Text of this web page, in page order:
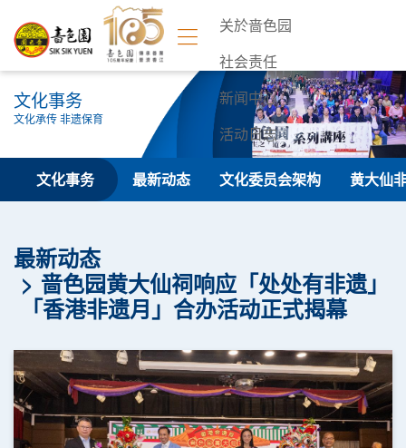
关於啬色园
社会责任
新闻中心
活动日志
联络我们
文化事务
文化承传 非遗保育
文化事务 最新动态 文化委员会架构 黄大仙
最新动态
啬色园黄大仙祠响应「处处有非遗」
「香港非遗月」合办活动正式揭幕